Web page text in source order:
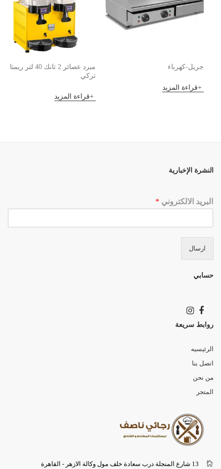
مبرد عصائر 2 تانك 40 لتر ريمتا
تركي
قراءة المزيد
جريل-كهرباء
قراءة المزيد
النشرة الإخبارية
البريد الالكتروني *
ارسال
حسابي
روابط سريعة
الرئيسيه
اتصل بنا
من نحن
المتجر
13 شارع المنجلة درب سعادة خلف مول وكالة الازهر - القاهرة